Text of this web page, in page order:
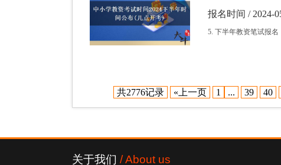
报名时间 / 2024-
5. 下半年教资笔试报名
共2776记录 «上一页 1 ... 39 40
关于我们 / About us